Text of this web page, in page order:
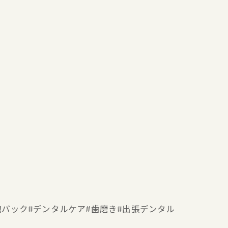
ック#デンタルケア#歯磨き#出張デンタル